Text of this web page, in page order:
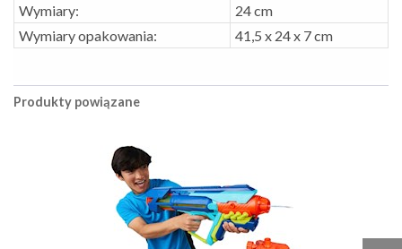
Wymiary:
24 cm
Wymiary opakowania:
41,5 x 24 x 7 cm
Produkty powiązane